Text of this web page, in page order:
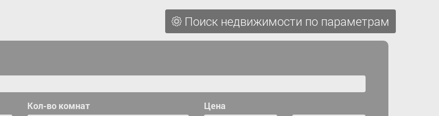
Поиск недвижимости по параметрам
Кол-во комнат
Цена